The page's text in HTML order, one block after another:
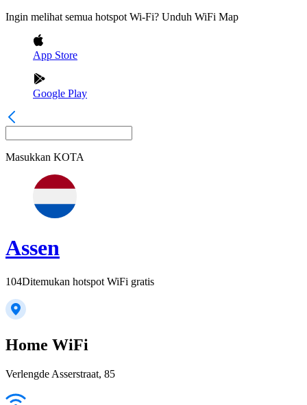
Ingin melihat semua hotspot Wi-Fi? Unduh WiFi Map
App Store
Google Play
Masukkan KOTA
Assen
104Ditemukan hotspot WiFi gratis
Home WiFi
Verlengde Asserstraat, 85